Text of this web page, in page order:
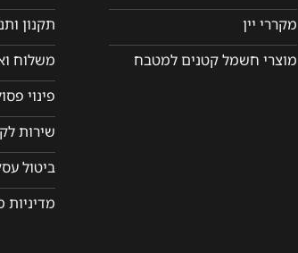
מקררי יין
מוצרי חשמל קטנים למטבח
תקנון
משלוח
פינוי
שירות
ביטול